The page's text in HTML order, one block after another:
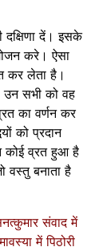
दें। इसके
करे। ऐसा
कर लेता है।
उन सभी को वह
का वर्णन कर
को प्रदान
कोई व्रत हुआ है
वस्तु बनाता है
संवाद में
में पिठोरी